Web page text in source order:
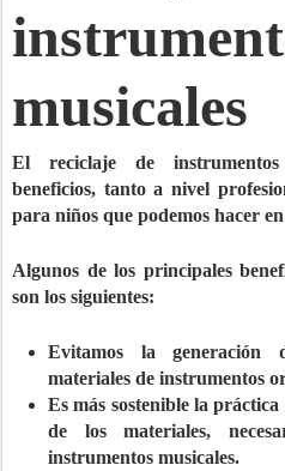
musicales
El reciclaje de instrumentos
beneficios, tanto a nivel
para niños que podemos hacer en
Algunos de los principales
son los siguientes:
Evitamos la generación
materiales de instrumentos
Es más sostenible la
de los materiales,
instrumentos musicales.